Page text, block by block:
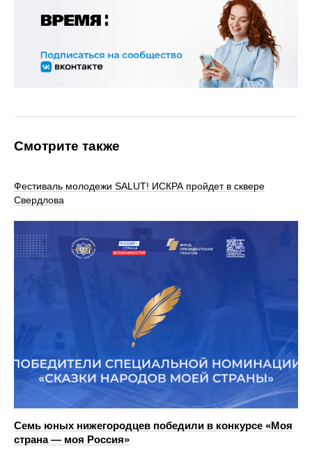
Смотрите также
Фестиваль молодежи SALUT! ИСКРА пройдет в сквере
Свердлова
Семь юных нижегородцев победили в конкурсе «Моя
страна — моя Россия»